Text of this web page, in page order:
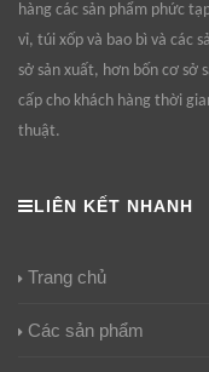
hàng các sản phẩm phức
vỉ, túi xốp và bao bì và các
sở sản xuất, hơn bốn cơ sở
cấp cho khách hàng thời
thuật.
LIÊN KẾT NHANH
Trang chủ
Các sản phẩm